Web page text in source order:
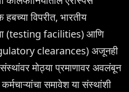
हबच्या विपरीत, भारतीय
(testing facilities) आणि
clearances) अजूनही
मोठ्या प्रमाणावर अवलंबून
समावेश या संस्थांशी